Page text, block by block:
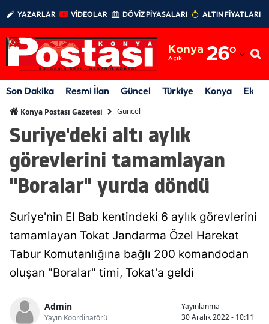
YAZARLAR VİDEOLAR DÖVİZ PİYASALARI ALTIN FİYATLARI
Konya
Açık 26°
Adıyaman
Afyonkarahisar
Amasya
Ankara
Antalya
Aydın
Balıkesir
Bingöl
Son Dakika Resmi İlan Güncel Türkiye Konya
Konya Postası Gazetesi Güncel
Suriye'deki altı aylık
görevlerini tamamlayan
"Boralar" yurda döndü
Suriye'nin El Bab kentindeki 6 aylık görevlerini
tamamlayan Tokat Jandarma Özel Harekat
Tabur Komutanlığına bağlı 200 komandodan
oluşan "Boralar" timi, Tokat'a geldi
Admin
Yayın Koordinatörü
Yayınlanma
30 Aralık 2022 - 10:11